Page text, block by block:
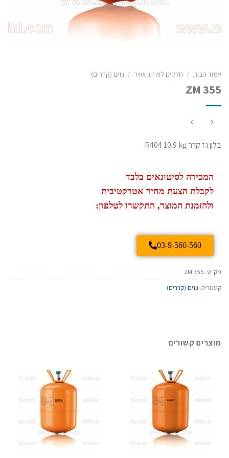
עמוד הבית / חלקים למיזוג אוויר / גזים (קררים)
ZM 355
בלון גז קרר R404 10.9 kg
המכירה לסיטונאים בלבד
לקבלת הצעת מחיר אטרקטיבית
ולהזמנת המוצר, התקשרו לטלפון:
03-9-560-560
מק"ט: ZM 355
קטגוריה: גזים (קררים)
מוצרים קשורים